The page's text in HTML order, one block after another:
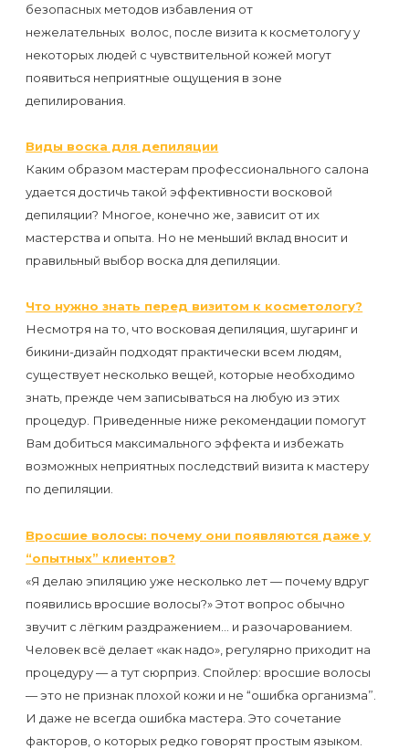
Противопоказания
эпиляции
нужно
знать
перед
визитом
к
Рекомендации
уходу
за
кожей
воском
или
сахаром
Виды
воска
для
депиляции
безопасных методов избавления от
нежелательных волос, после визита к косметологу у
некоторых людей с чувствительной кожей могут
появиться неприятные ощущения в зоне
депилирования.
Виды воска для депиляции
Каким образом мастерам профессионального салона
удается достичь такой эффективности восковой
депиляции? Многое, конечно же, зависит от их
мастерства и опыта. Но не меньший вклад вносит и
правильный выбор воска для депиляции.
Что нужно знать перед визитом к косметологу?
Несмотря на то, что восковая депиляция, шугаринг и
бикини-дизайн подходят практически всем людям,
существует несколько вещей, которые необходимо
знать, прежде чем записываться на любую из этих
процедур. Приведенные ниже рекомендации помогут
Вам добиться максимального эффекта и избежать
возможных неприятных последствий визита к мастеру
по депиляции.
Вросшие волосы: почему они появляются даже у
“опытных” клиентов?
«Я делаю эпиляцию уже несколько лет — почему вдруг
появились вросшие волосы?» Этот вопрос обычно
звучит с лёгким раздражением… и разочарованием.
Человек всё делает «как надо», регулярно приходит на
процедуру — а тут сюрприз. Спойлер: вросшие волосы
— это не признак плохой кожи и не “ошибка организма”.
И даже не всегда ошибка мастера. Это сочетание
факторов, о которых редко говорят простым языком.